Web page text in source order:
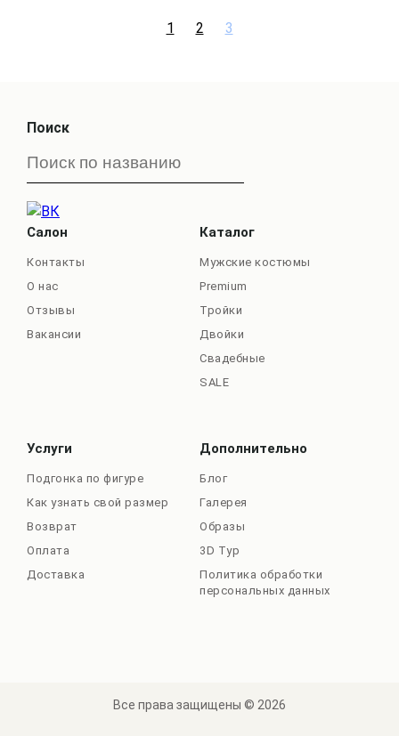
1 2 3
Поиск
Салон
Контакты
О нас
Отзывы
Вакансии
Каталог
Мужские костюмы
Premium
Тройки
Двойки
Свадебные
SALE
Услуги
Подгонка по фигуре
Как узнать свой размер
Возврат
Оплата
Доставка
Дополнительно
Блог
Галерея
Образы
3D Тур
Политика обработки
персональных данных
Все права защищены © 2026